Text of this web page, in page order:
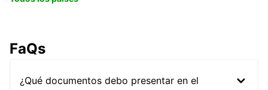
FaQs
¿Qué documentos debo presentar en el